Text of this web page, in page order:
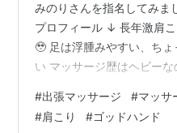
みのりさんを指名してみま
プロフィール ↓ 長年激肩
🥹 足は浮腫みやすい、ち
い マッサージ歴はヘビー
ある女社長辛口評価】 ※マ
り 3.75 コスパ
#出張マッサージ #マッサ
#肩こり #ゴッドハンド